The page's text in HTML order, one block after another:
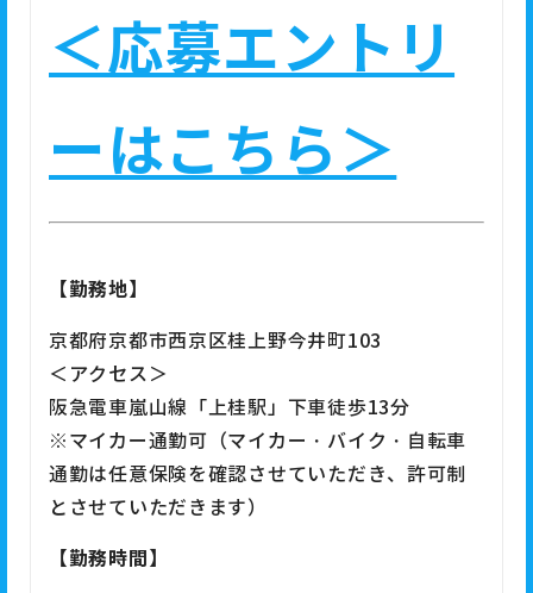
＜応募エントリ
ーはこちら＞
【勤務地】
京都府京都市西京区桂上野今井町103
＜アクセス＞
阪急電車嵐山線「上桂駅」下車徒歩13分
※マイカー通勤可（マイカー・バイク・自転車
通勤は任意保険を確認させていただき、許可制
とさせていただきます）
【勤務時間】